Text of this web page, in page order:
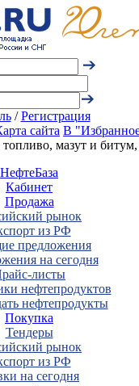
/Регистрация
сайта В
мазут и
НефтеБаза
Кабинет
Продажа
рынок
из РФ
предложения
на сегодня
листы
нефтепродуктов
нефтепродукты
Покупка
Тендеры
рынок
из РФ
на сегодня